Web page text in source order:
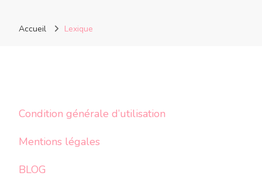
Accueil Lexique
Condition générale d’utilisation
Mentions légales
BLOG